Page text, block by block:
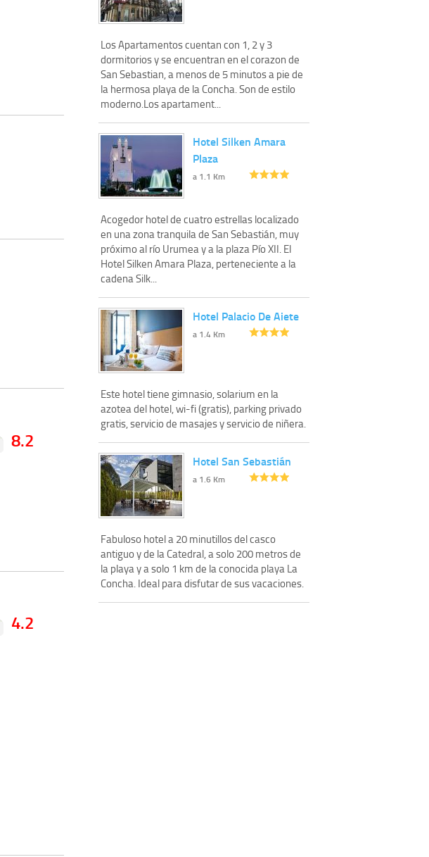
8.2
4.2
Los Apartamentos cuentan con 1, 2 y 3
dormitorios y se encuentran en el corazon de
San Sebastian, a menos de 5 minutos a pie de
la hermosa playa de la Concha. Son de estilo
moderno.Los apartament...
Hotel Silken Amara
Plaza
a 1.1 Km
Acogedor hotel de cuatro estrellas localizado
en una zona tranquila de San Sebastián, muy
próximo al río Urumea y a la plaza Pío XII. El
Hotel Silken Amara Plaza, perteneciente a la
cadena Silk...
Hotel Palacio De Aiete
a 1.4 Km
Este hotel tiene gimnasio, solarium en la
azotea del hotel, wi-fi (gratis), parking privado
gratis, servicio de masajes y servicio de niñera.
Hotel San Sebastián
a 1.6 Km
Fabuloso hotel a 20 minutillos del casco
antiguo y de la Catedral, a solo 200 metros de
la playa y a solo 1 km de la conocida playa La
Concha. Ideal para disfutar de sus vacaciones.